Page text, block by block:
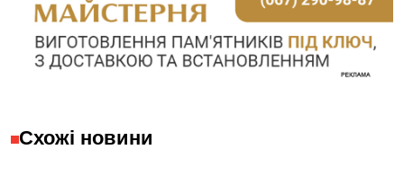
Схожі новини